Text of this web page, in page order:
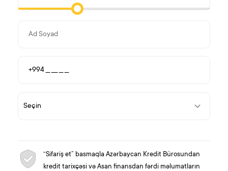
“Sifariş et” basmaqla Azərbaycan Kredit Bürosundan
kredit tarixçəsi və Asan finansdan fərdi məlumatların